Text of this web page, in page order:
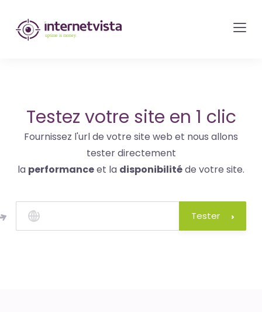
internetvista
monitoring
site
web
et
de
services
internet-
Uptime
is
Testez votre site en 1 clic
Fournissez l'url de votre site web et nous allons
tester directement
la performanceet la disponibilitéde votre site.
Tester